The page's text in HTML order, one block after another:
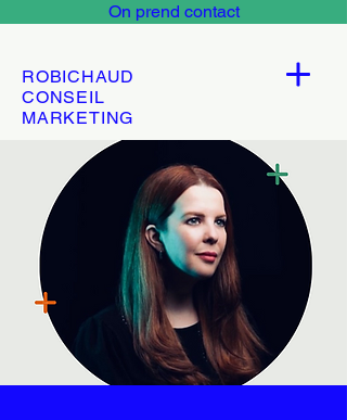
On prend contact
ROBICHAUD
CONSEIL
MARKETING